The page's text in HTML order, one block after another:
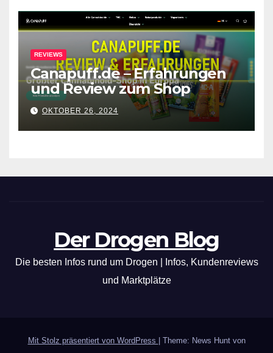
REVIEWS
Canapuff.de – Erfahrungen
und Review zum Shop
OKTOBER 26, 2024
Der Drogen Blog
Die besten Infos rund um Drogen | Infos, Kundenreviews
und Marktplätze
Mit Stolz präsentiert von WordPress | Theme: News Hunt von